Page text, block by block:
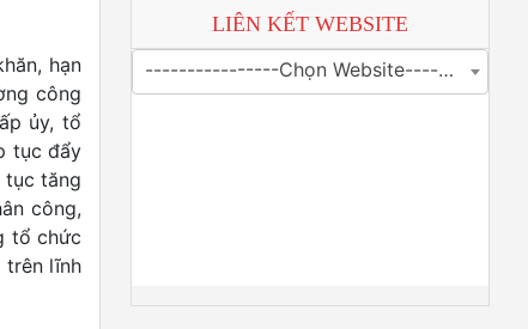
hạn
công
ủy, tổ
tục đẩy
tăng
công,
tổ chức
trên lĩnh
LIÊN KẾT WEBSITE
----------------Chọn Website---------------